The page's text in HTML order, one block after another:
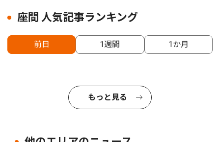
座間 人気記事ランキング
前日 1週間 1か月
もっと見る